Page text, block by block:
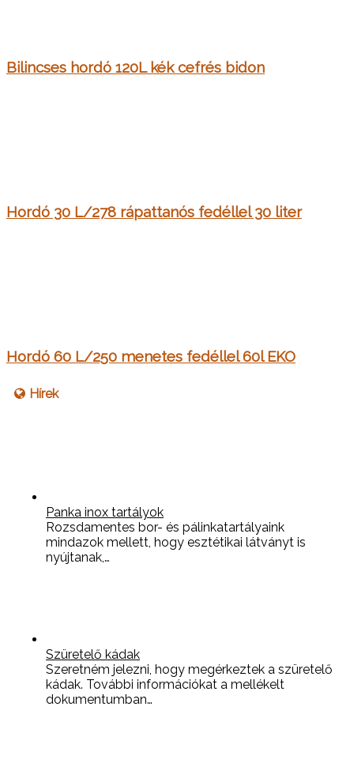
Bilincses hordó 120L kék cefrés bidon
Hordó 30 L/278 rápattanós fedéllel 30 liter
Hordó 60 L/250 menetes fedéllel 60l EKO
Hírek
Panka inox tartályok
Rozsdamentes bor- és pálinkatartályaink
mindazok mellett, hogy esztétikai látványt is
nyújtanak,…
Szüretelő kádak
Szeretném jelezni, hogy megérkeztek a szüretelő
kádak. További információkat a mellékelt
dokumentumban…